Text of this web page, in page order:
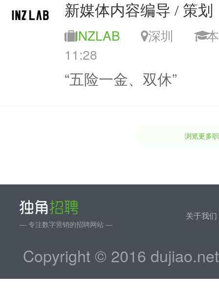
新媒体内容编导 / 策划
INZLAB 深圳
11:28
“五险一金、双休”
浏览更多
— 专注数字营销的招聘网站 —
关于我们
Copyright © 2016